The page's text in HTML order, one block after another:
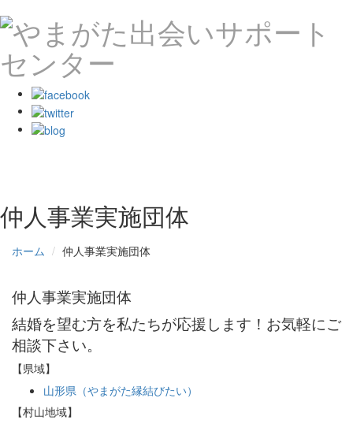
仲人事業実施団体
ホーム 仲人事業実施団体
仲人事業実施団体
結婚を望む方を私たちが応援します！お気軽にご
相談下さい。
【県域】
山形県（やまがた縁結びたい）
【村山地域】